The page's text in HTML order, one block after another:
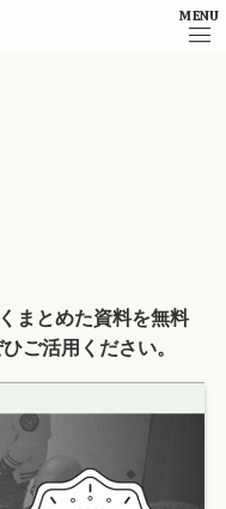
MENU
まとめた資料を無料
ご活用ください。